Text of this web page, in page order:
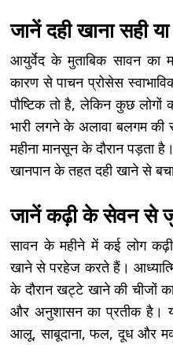
जानें दही खाना सही
आयुर्वेद के मुताबिक सावन का
कारण से पाचन प्रोसेस
पौष्टिक तो है, लेकिन कुछ
भारी लगने के अलावा बलगम
महीना मानसून के दौरान पड़ता
खानपान के तहत दही खाने से
जानें कढ़ी के सेवन से
सावन के महीने में कई लोग
खाने से परहेज करते हैं।
के दौरान खट्टे खाने की चीजों
और अनुशासन का प्रतीक है।
आलू, साबूदाना, फल, दूध और